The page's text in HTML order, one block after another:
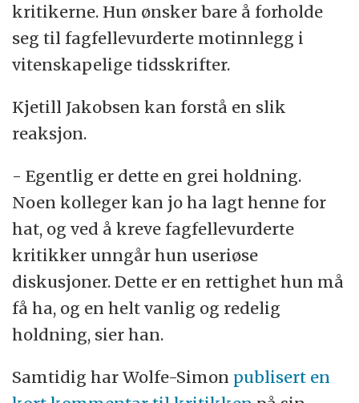
kritikerne. Hun ønsker bare å forholde
seg til fagfellevurderte motinnlegg i
vitenskapelige tidsskrifter.
Kjetill Jakobsen kan forstå en slik
reaksjon.
- Egentlig er dette en grei holdning.
Noen kolleger kan jo ha lagt henne for
hat, og ved å kreve fagfellevurderte
kritikker unngår hun useriøse
diskusjoner. Dette er en rettighet hun må
få ha, og en helt vanlig og redelig
holdning, sier han.
Samtidig har Wolfe-Simon publisert en